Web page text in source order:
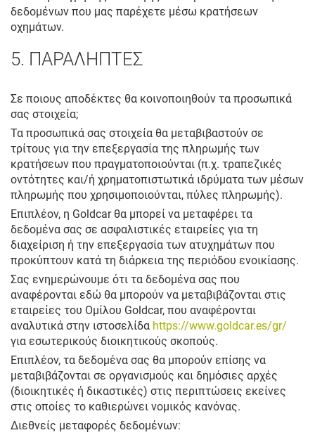
δεδομένων που μας παρέχετε μέσω κρατήσεων
οχημάτων.
5. ΠΑΡΑΛΗΠΤΕΣ
Σε ποιους αποδέκτες θα κοινοποιηθούν τα προσωπικά
σας στοιχεία;
Τα προσωπικά σας στοιχεία θα μεταβιβαστούν σε
τρίτους για την επεξεργασία της πληρωμής των
κρατήσεων που πραγματοποιούνται (π.χ. τραπεζικές
οντότητες και/ή χρηματοπιστωτικά ιδρύματα των μέσων
πληρωμής που χρησιμοποιούνται, πύλες πληρωμής).
Επιπλέον, η Goldcar θα μπορεί να μεταφέρει τα
δεδομένα σας σε ασφαλιστικές εταιρείες για τη
διαχείριση ή την επεξεργασία των ατυχημάτων που
προκύπτουν κατά τη διάρκεια της περιόδου ενοικίασης.
Σας ενημερώνουμε ότι τα δεδομένα σας που
αναφέρονται εδώ θα μπορούν να μεταβιβάζονται στις
εταιρείες του Ομίλου Goldcar, που αναφέρονται
αναλυτικά στην ιστοσελίδα https://www.goldcar.es/gr/
για εσωτερικούς διοικητικούς σκοπούς.
Επιπλέον, τα δεδομένα σας θα μπορούν επίσης να
μεταβιβάζονται σε οργανισμούς και δημόσιες αρχές
(διοικητικές ή δικαστικές) στις περιπτώσεις εκείνες
στις οποίες το καθιερώνει νομικός κανόνας.
Διεθνείς μεταφορές δεδομένων: